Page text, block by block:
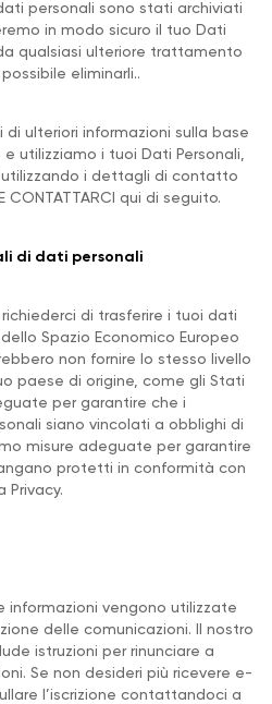
personali sono stati archiviati
in modo sicuro il tuo Dati
qualsiasi ulteriore trattamento
eliminarli..
ulteriori informazioni sulla base
utilizziamo i tuoi Dati Personali,
i dettagli di contatto
qui di seguito.
di dati personali
di trasferire i tuoi dati
Spazio Economico Europeo
non fornire lo stesso livello
paese di origine, come gli Stati
per garantire che i
siano vincolati a obblighi di
misure adeguate per garantire
protetti in conformità con
Privacy.
informazioni vengono utilizzate
delle comunicazioni. Il nostro
istruzioni per rinunciare a
Se non desideri più ricevere e-
l’iscrizione contattandoci a